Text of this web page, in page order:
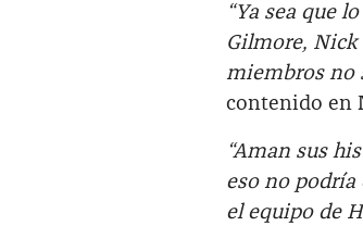
“Ya sea que
Gilmore, Nick
miembros no
contenido en
“Aman sus
eso no podría
el equipo de